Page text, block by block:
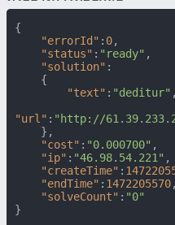
{
"errorId" : 0,
"status" : "ready" ,
"solution" :
{
"text" : "deditur" ,
"url" : "http://
} ,
"cost" : "0.000700" ,
"ip" : "46.98.54.221" ,
"createTime" :
"endTime" : 1472205570,
"solveCount" : "0"
}